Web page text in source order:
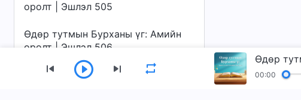
оролт | Эшлэл 505
Өдөр тутмын Бурханы үг: Амийн
оролт | Эшлэл 506
Өдөр тутмын Бурханы үг: Амийн
Өдөр
00:00